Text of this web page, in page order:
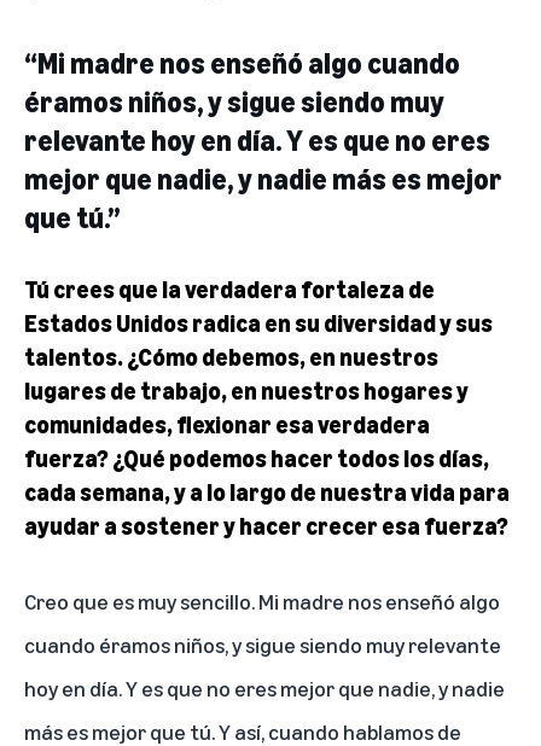
“Mi madre nos enseñó algo cuando
éramos niños, y sigue siendo muy
relevante hoy en día. Y es que no eres
mejor que nadie, y nadie más es mejor
que tú.”
Tú crees que la verdadera fortaleza de
Estados Unidos radica en su diversidad y sus
talentos. ¿Cómo debemos, en nuestros
lugares de trabajo, en nuestros hogares y
comunidades, flexionar esa verdadera
fuerza? ¿Qué podemos hacer todos los días,
cada semana, y a lo largo de nuestra vida para
ayudar a sostener y hacer crecer esa fuerza?
Creo que es muy sencillo. Mi madre nos enseñó algo
cuando éramos niños, y sigue siendo muy relevante
hoy en día. Y es que no eres mejor que nadie, y nadie
más es mejor que tú. Y así, cuando hablamos de